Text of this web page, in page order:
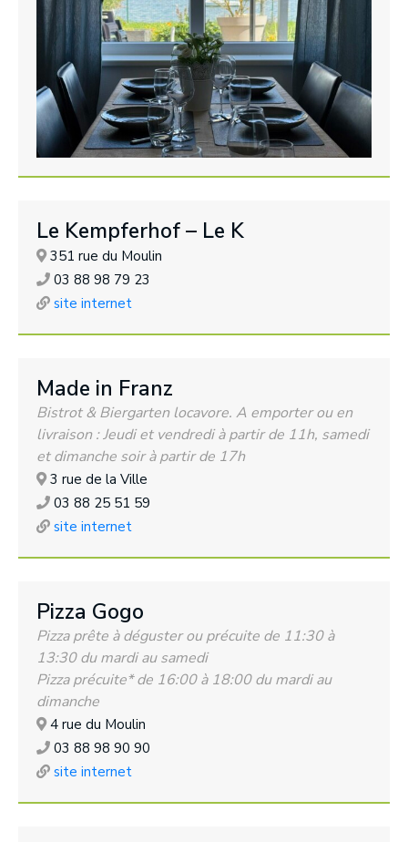
Le Kempferhof – Le K
351 rue du Moulin
03 88 98 79 23
site internet
Made in Franz
Bistrot & Biergarten locavore. A emporter ou en
livraison : Jeudi et vendredi à partir de 11h, samedi
et dimanche soir à partir de 17h
3 rue de la Ville
03 88 25 51 59
site internet
Pizza Gogo
Pizza prête à déguster ou précuite de 11:30 à
13:30 du mardi au samedi
Pizza précuite* de 16:00 à 18:00 du mardi au
dimanche
4 rue du Moulin
03 88 98 90 90
site internet